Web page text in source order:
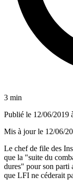
3 min
Publié le 12/06/2019
Mis à jour le 12/06/
Le chef de file des
que la "suite du
dures" pour son parti
que LFI ne céderait